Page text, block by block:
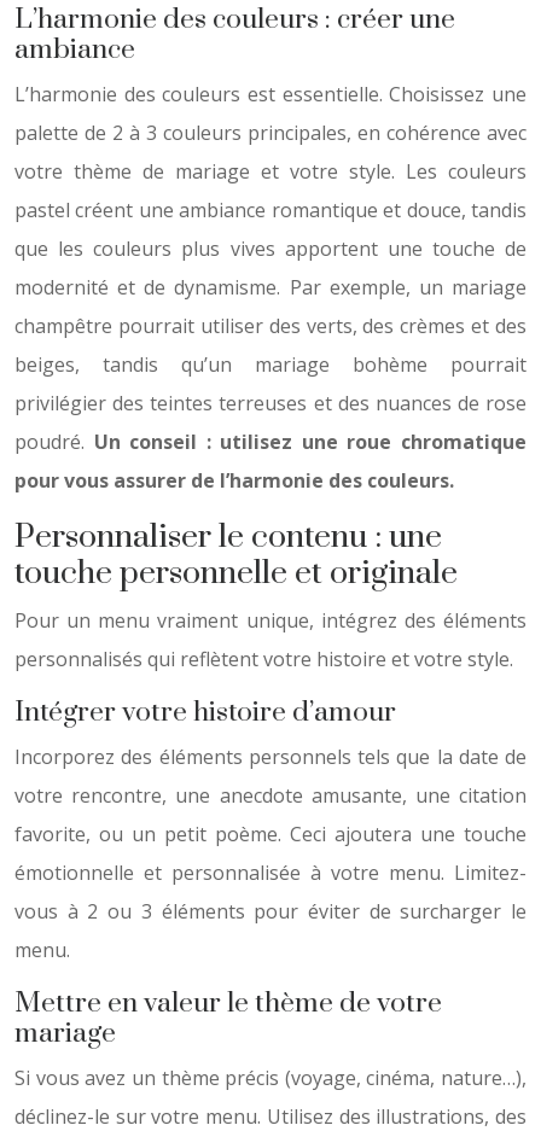
L’harmonie des couleurs : créer une
ambiance
L’harmonie des couleurs est essentielle. Choisissez une
palette de 2 à 3 couleurs principales, en cohérence avec
votre thème de mariage et votre style. Les couleurs
pastel créent une ambiance romantique et douce, tandis
que les couleurs plus vives apportent une touche de
modernité et de dynamisme. Par exemple, un mariage
champêtre pourrait utiliser des verts, des crèmes et des
beiges, tandis qu’un mariage bohème pourrait
privilégier des teintes terreuses et des nuances de rose
poudré. Un conseil : utilisez une roue chromatique
pour vous assurer de l’harmonie des couleurs.
Personnaliser le contenu : une
touche personnelle et originale
Pour un menu vraiment unique, intégrez des éléments
personnalisés qui reflètent votre histoire et votre style.
Intégrer votre histoire d’amour
Incorporez des éléments personnels tels que la date de
votre rencontre, une anecdote amusante, une citation
favorite, ou un petit poème. Ceci ajoutera une touche
émotionnelle et personnalisée à votre menu. Limitez-
vous à 2 ou 3 éléments pour éviter de surcharger le
menu.
Mettre en valeur le thème de votre
mariage
Si vous avez un thème précis (voyage, cinéma, nature…),
déclinez-le sur votre menu. Utilisez des illustrations, des